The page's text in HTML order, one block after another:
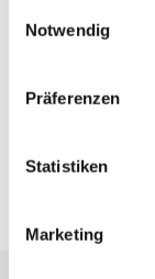
Impressum
Notwendig
Präferenzen
Statistiken
Marketing